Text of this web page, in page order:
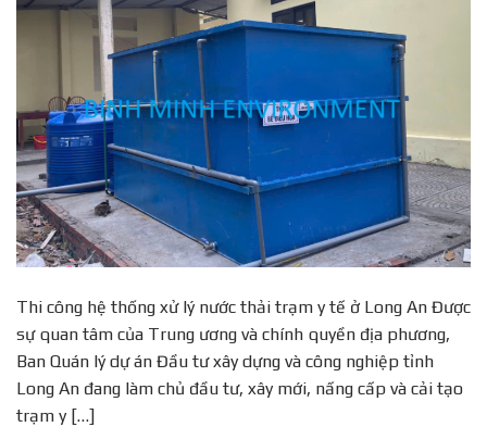
Thi công hệ thống xử lý nước thải trạm y tế ở Long An Được
sự quan tâm của Trung ương và chính quyền địa phương,
Ban Quán lý dự án Đầu tư xây dựng và công nghiệp tỉnh
Long An đang làm chủ đầu tư, xây mới, nấng cấp và cải tạo
trạm y […]